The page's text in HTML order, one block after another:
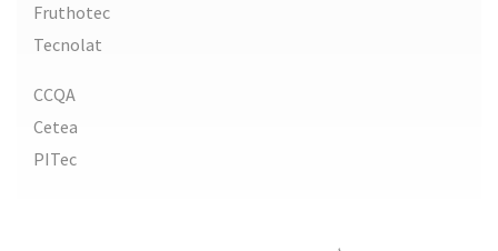
Fruthotec
Tecnolat
CCQA
Cetea
PITec